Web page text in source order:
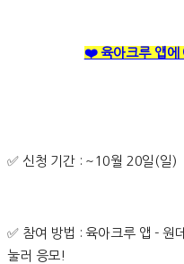
❤️ 육아크루 앱에
✅ 신청 기간 : ~10월 20일(일)
✅ 참여 방법 : 육아크루 앱 - 원
눌러 응모!